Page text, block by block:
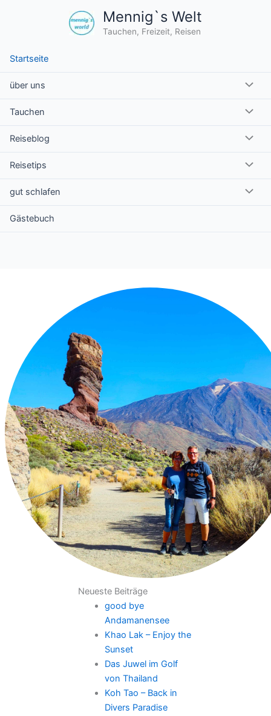
Mennig`s Welt
Tauchen, Freizeit, Reisen
Startseite
über uns
Tauchen
Reiseblog
Reisetips
gut schlafen
Gästebuch
Neueste Beiträge
good bye
Andamanensee
Khao Lak – Enjoy the
Sunset
Das Juwel im Golf
von Thailand
Koh Tao – Back in
Divers Paradise